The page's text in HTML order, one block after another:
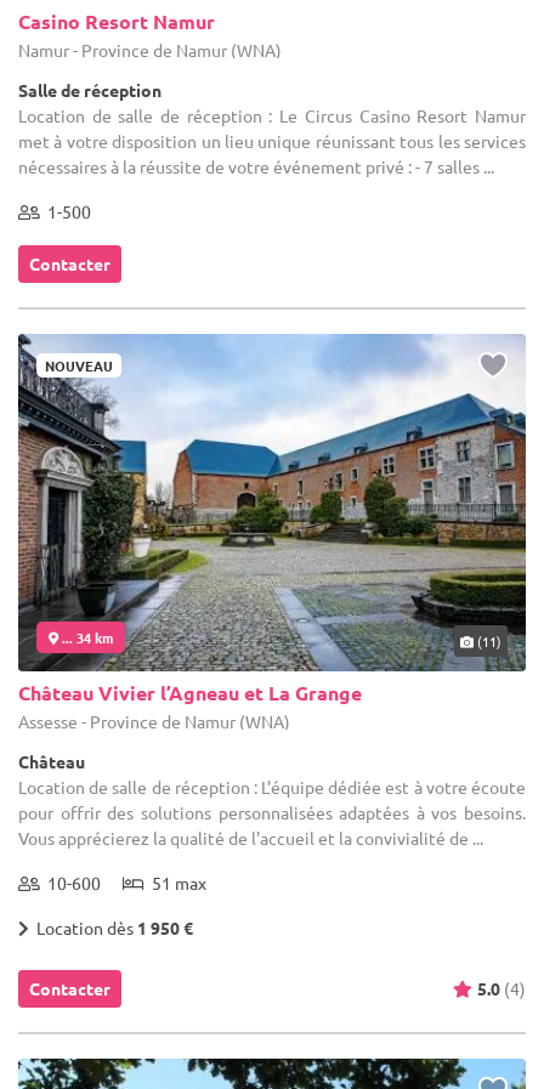
Casino Resort Namur
Namur - Province de Namur (WNA)
Salle de réception
Location de salle de réception : Le Circus Casino Resort Namur
met à votre disposition un lieu unique réunissant tous les services
nécessaires à la réussite de votre événement privé : - 7 salles ...
1-500
Contacter
NOUVEAU
... 34 km (11)
Château Vivier l’Agneau et La Grange
Assesse - Province de Namur (WNA)
Château
Location de salle de réception : L'équipe dédiée est à votre écoute
pour offrir des solutions personnalisées adaptées à vos besoins.
Vous apprécierez la qualité de l'accueil et la convivialité de ...
10-600 51 max
Location dès 1 950 €
Contacter 5.0 (4)